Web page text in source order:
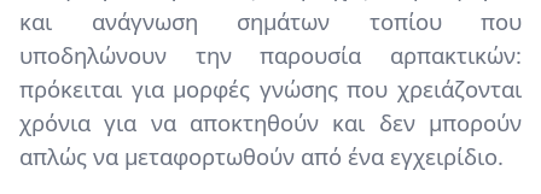
και ανάγνωση σημάτων τοπίου που
υποδηλώνουν την παρουσία αρπακτικών:
πρόκειται για μορφές γνώσης που χρειάζονται
χρόνια για να αποκτηθούν και δεν μπορούν
απλώς να μεταφορτωθούν από ένα εγχειρίδιο.